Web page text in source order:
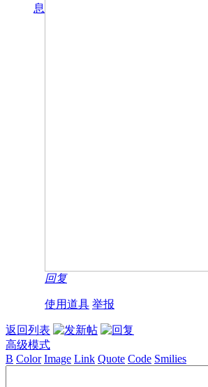
息
回复
使用道具 举报
返回列表
高级模式
B Color Image Link Quote Code Smilies